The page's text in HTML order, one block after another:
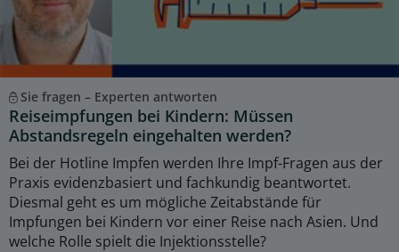
Sie fragen – Experten antworten
Reiseimpfungen bei Kindern: Müssen
Abstandsregeln eingehalten werden?
Bei der Hotline Impfen werden Ihre Impf-Fragen aus der
Praxis evidenzbasiert und fachkundig beantwortet.
Diesmal geht es um mögliche Zeitabstände für
Impfungen bei Kindern vor einer Reise nach Asien. Und
welche Rolle spielt die Injektionsstelle?